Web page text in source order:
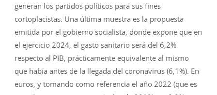
generan los partidos políticos para sus fines
cortoplacistas. Una última muestra es la propuesta
emitida por el gobierno socialista, donde expone que en
el ejercicio 2024, el gasto sanitario será del 6,2%
respecto al PIB, prácticamente equivalente al mismo
que había antes de la llegada del coronavirus (6,1%). En
euros, y tomando como referencia el año 2022 (que es